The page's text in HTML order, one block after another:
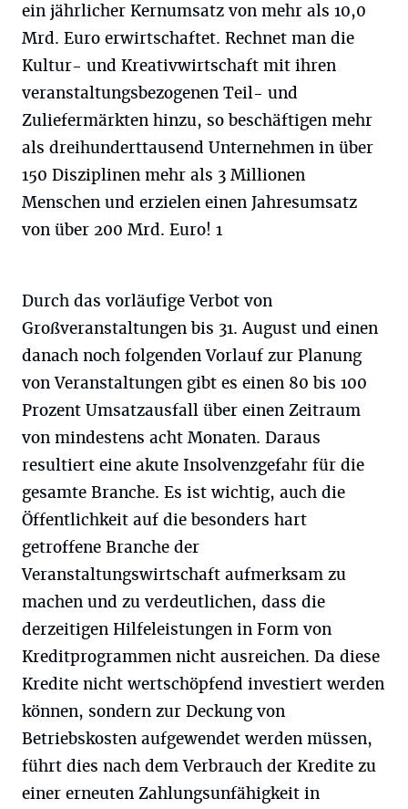
ein jährlicher Kernumsatz von mehr als 10,0
Mrd. Euro erwirtschaftet. Rechnet man die
Kultur- und Kreativwirtschaft mit ihren
veranstaltungsbezogenen Teil- und
Zuliefermärkten hinzu, so beschäftigen mehr
als dreihunderttausend Unternehmen in über
150 Disziplinen mehr als 3 Millionen
Menschen und erzielen einen Jahresumsatz
von über 200 Mrd. Euro! 1
Durch das vorläufige Verbot von
Großveranstaltungen bis 31. August und einen
danach noch folgenden Vorlauf zur Planung
von Veranstaltungen gibt es einen 80 bis 100
Prozent Umsatzausfall über einen Zeitraum
von mindestens acht Monaten. Daraus
resultiert eine akute Insolvenzgefahr für die
gesamte Branche. Es ist wichtig, auch die
Öffentlichkeit auf die besonders hart
getroffene Branche der
Veranstaltungswirtschaft aufmerksam zu
machen und zu verdeutlichen, dass die
derzeitigen Hilfeleistungen in Form von
Kreditprogrammen nicht ausreichen. Da diese
Kredite nicht wertschöpfend investiert werden
können, sondern zur Deckung von
Betriebskosten aufgewendet werden müssen,
führt dies nach dem Verbrauch der Kredite zu
einer erneuten Zahlungsunfähigkeit in